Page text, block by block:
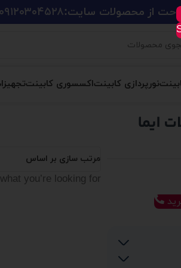
از محصولات سایت:۰۹۱۲۰۳۰۴۵۲۸
نورپردازی کابینتاکسسوری کابینت
مرتب سازی بر اساس
you’re looking for.